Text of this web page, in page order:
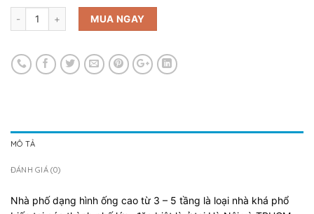
MUA NGAY
MÔ TẢ
ĐÁNH GIÁ (0)
Nhà phố dạng hình ống cao từ 3 – 5 tầng là loại nhà khá phổ